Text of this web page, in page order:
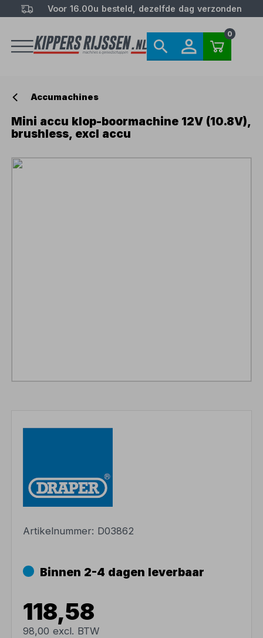
Voor 16.00u besteld, dezelfde dag verzonden
0
Accumachines
Mini accu klop-boormachine 12V (10.8V),
brushless, excl accu
Artikelnummer: D03862
Binnen 2-4 dagen leverbaar
118,58
98,00 excl. BTW